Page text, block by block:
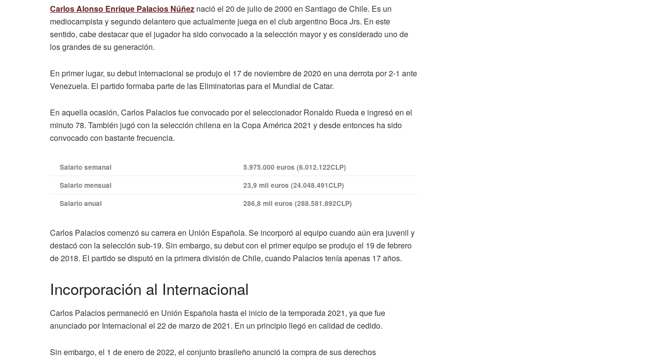
Carlos Alonso Enrique Palacios Núñez nació el 20 de julio de 2000 en Santiago de Chile. Es un
mediocampista y segundo delantero que actualmente juega en el club argentino Boca Jrs. En este
sentido, cabe destacar que el jugador ha sido convocado a la selección mayor y es considerado uno de
los grandes de su generación.
En primer lugar, su debut internacional se produjo el 17 de noviembre de 2020 en una derrota por 2-1 ante
Venezuela. El partido formaba parte de las Eliminatorias para el Mundial de Catar.
En aquella ocasión, Carlos Palacios fue convocado por el seleccionador Ronaldo Rueda e ingresó en el
minuto 78. También jugó con la selección chilena en la Copa América 2021 y desde entonces ha sido
convocado con bastante frecuencia.
Salario semanal
5.975.000 euros (6.012.122CLP)
Salario mensual
23,9 mil euros (24.048.491CLP)
Salario anual
286,8 mil euros (288.581.892CLP)
Carlos Palacios comenzó su carrera en Unión Española. Se incorporó al equipo cuando aún era juvenil y
destacó con la selección sub-19. Sin embargo, su debut con el primer equipo se produjo el 19 de febrero
de 2018. El partido se disputó en la primera división de Chile, cuando Palacios tenía apenas 17 años.
Incorporación al Internacional
Carlos Palacios permaneció en Unión Española hasta el inicio de la temporada 2021, ya que fue
anunciado por Internacional el 22 de marzo de 2021. En un principio llegó en calidad de cedido.
Sin embargo, el 1 de enero de 2022, el conjunto brasileño anunció la compra de sus derechos